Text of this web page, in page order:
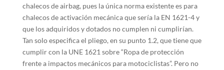
chalecos de airbag, pues la única norma existente es para
chalecos de activación mecánica que sería la EN 1621-4 y
que los adquiridos y dotados no cumplen ni cumplirían.
Tan solo especifica el pliego, en su punto 1.2, que tiene que
cumplir con la UNE 1621 sobre “Ropa de protección
frente a impactos mecánicos para motociclistas”. Pero no